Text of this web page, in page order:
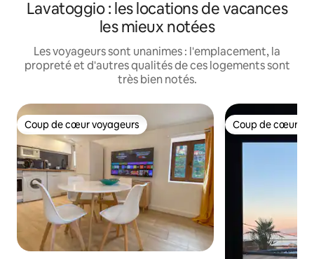
Lavatoggio : les locations de vacances
les mieux notées
Les voyageurs sont unanimes : l'emplacement, la
propreté et d'autres qualités de ces logements sont
très bien notés.
Coup de cœur voyageurs
Coup de cœur voyageurs Coup de cœur
Coup de cœur